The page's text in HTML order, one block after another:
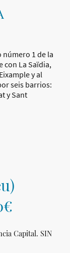
1 de la
con La Saïdia,
y al
seis barrios:
y Sant
Seu)
Capital. SIN